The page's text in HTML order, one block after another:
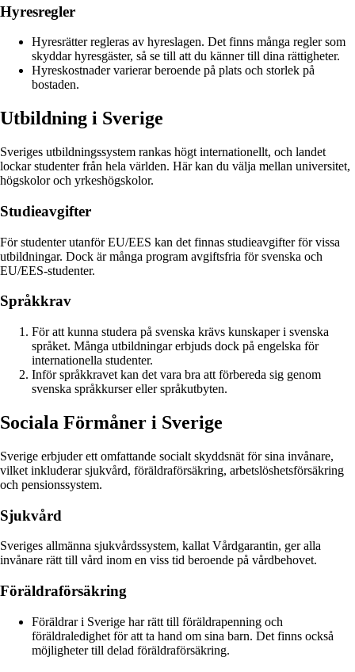
Hyresregler
Hyresrätter regleras av hyreslagen. Det finns många regler som
skyddar hyresgäster, så se till att du känner till dina rättigheter.
Hyreskostnader varierar beroende på plats och storlek på
bostaden.
Utbildning i Sverige
Sveriges utbildningssystem rankas högt internationellt, och landet
lockar studenter från hela världen. Här kan du välja mellan universitet,
högskolor och yrkeshögskolor.
Studieavgifter
För studenter utanför EU/EES kan det finnas studieavgifter för vissa
utbildningar. Dock är många program avgiftsfria för svenska och
EU/EES-studenter.
Språkkrav
För att kunna studera på svenska krävs kunskaper i svenska
språket. Många utbildningar erbjuds dock på engelska för
internationella studenter.
Inför språkkravet kan det vara bra att förbereda sig genom
svenska språkkurser eller språkutbyten.
Sociala Förmåner i Sverige
Sverige erbjuder ett omfattande socialt skyddsnät för sina invånare,
vilket inkluderar sjukvård, föräldraförsäkring, arbetslöshetsförsäkring
och pensionssystem.
Sjukvård
Sveriges allmänna sjukvårdssystem, kallat Vårdgarantin, ger alla
invånare rätt till vård inom en viss tid beroende på vårdbehovet.
Föräldraförsäkring
Föräldrar i Sverige har rätt till föräldrapenning och
föräldraledighet för att ta hand om sina barn. Det finns också
möjligheter till delad föräldraförsäkring.